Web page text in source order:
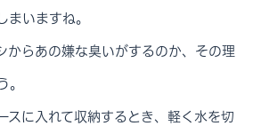
いますね。
からあの嫌な臭いがするのか、その理
スに入れて収納するとき、軽く水を切